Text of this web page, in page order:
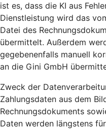
ist es, dass die KI aus
Dienstleistung wird das
Datei des
übermittelt. Außerdem
gegebenenfalls manuell
an die Gini GmbH
Zweck der
Zahlungsdaten aus dem
Rechnungsdokuments
Daten werden längstens